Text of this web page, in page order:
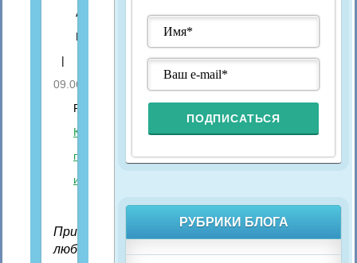
Автор:
Марина
|
09.06.2021
Рубрика:
Компьютерная
помощь
Про
интернет
Привет,
любители
РУБРИКИ БЛОГА